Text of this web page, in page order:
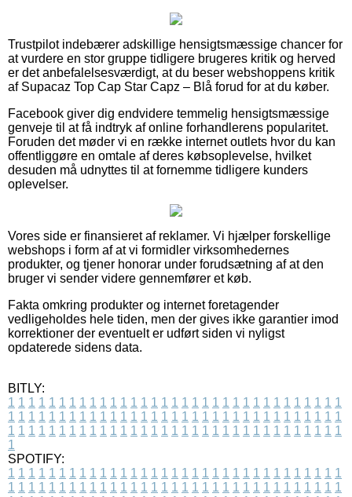
Trustpilot indebærer adskillige hensigtsmæssige chancer for
at vurdere en stor gruppe tidligere brugeres kritik og herved
er det anbefalelsesværdigt, at du beser webshoppens kritik
af Supacaz Top Cap Star Capz – Blå forud for at du køber.
Facebook giver dig endvidere temmelig hensigtsmæssige
genveje til at få indtryk af online forhandlerens popularitet.
Foruden det møder vi en række internet outlets hvor du kan
offentliggøre en omtale af deres købsoplevelse, hvilket
desuden må udnyttes til at fornemme tidligere kunders
oplevelser.
Vores side er finansieret af reklamer. Vi hjælper forskellige
webshops i form af at vi formidler virksomhedernes
produkter, og tjener honorar under forudsætning af at den
bruger vi sender videre gennemfører et køb.
Fakta omkring produkter og internet foretagender
vedligeholdes hele tiden, men der gives ikke garantier imod
korrektioner der eventuelt er udført siden vi nyligst
opdaterede sidens data.
BITLY:
1 1 1 1 1 1 1 1 1 1 1 1 1 1 1 1 1 1 1 1 1 1 1 1 1 1 1 1 1 1 1 1 1
1 1 1 1 1 1 1 1 1 1 1 1 1 1 1 1 1 1 1 1 1 1 1 1 1 1 1 1 1 1 1 1 1
1 1 1 1 1 1 1 1 1 1 1 1 1 1 1 1 1 1 1 1 1 1 1 1 1 1 1 1 1 1 1 1 1
1
SPOTIFY:
1 1 1 1 1 1 1 1 1 1 1 1 1 1 1 1 1 1 1 1 1 1 1 1 1 1 1 1 1 1 1 1 1
1 1 1 1 1 1 1 1 1 1 1 1 1 1 1 1 1 1 1 1 1 1 1 1 1 1 1 1 1 1 1 1 1